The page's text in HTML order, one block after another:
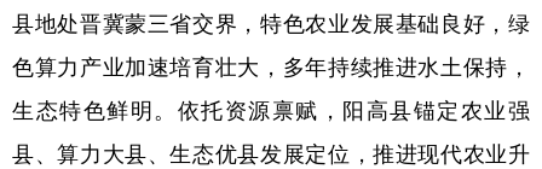
文化 书画 健康 军事
法律 中央文件 金融 汽车
县地处晋冀蒙三省交界，特色农业发展基础良好，绿
色算力产业加速培育壮大，多年持续推进水土保持，
生态特色鲜明。依托资源禀赋，阳高县锚定农业强
县、算力大县、生态优县发展定位，推进现代农业升